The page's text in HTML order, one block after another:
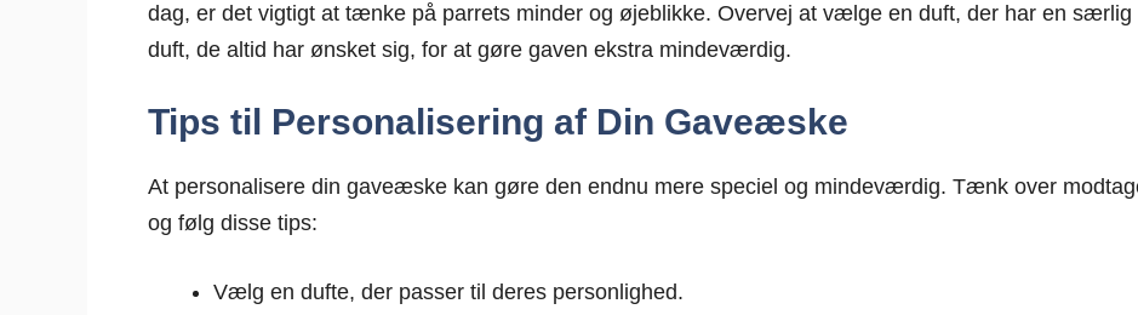
dag, er det vigtigt at tænke på parrets minder og øjeblikke. Overvej at vælge en duft, der har en særlig
duft, de altid har ønsket sig, for at gøre gaven ekstra mindeværdig.
Tips til Personalisering af Din Gaveæske
At personalisere din gaveæske kan gøre den endnu mere speciel og mindeværdig. Tænk over
og følg disse tips:
Vælg en dufte, der passer til deres personlighed.